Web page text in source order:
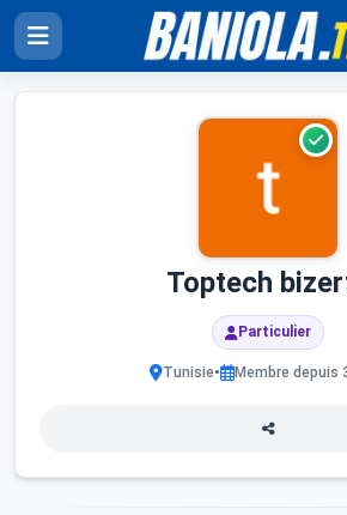
Toptech
Particulier
Tunisie• Membre depuis